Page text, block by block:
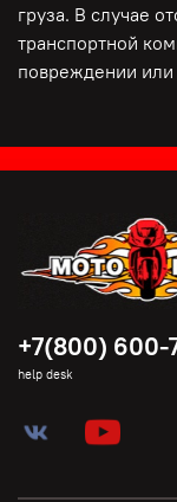
груза. В случае
транспортной
повреждении или
+7(800) 600-
help desk